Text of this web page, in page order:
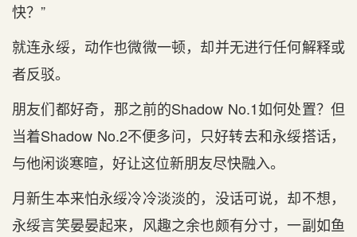
快？”
就连永绥，动作也微微一顿，却并无进行任何解释或
者反驳。
朋友们都好奇，那之前的Shadow No.1如何处置？但
当着Shadow No.2不便多问，只好转去和永绥搭话，
与他闲谈寒暄，好让这位新朋友尽快融入。
月新生本来怕永绥冷冷淡淡的，没话可说，却不想，
永绥言笑晏晏起来，风趣之余也颇有分寸，一副如鱼